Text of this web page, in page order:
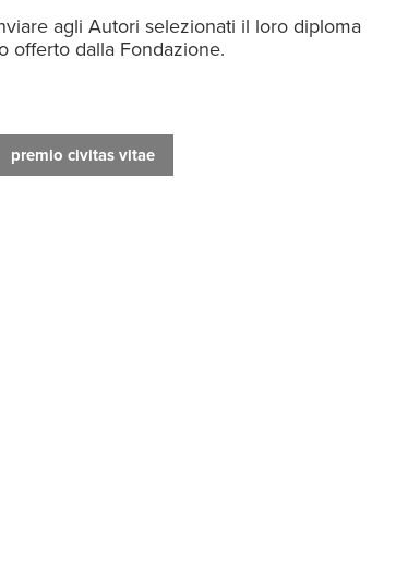
agli Autori selezionati il loro diploma
offerto dalla Fondazione.
premio civitas vitae